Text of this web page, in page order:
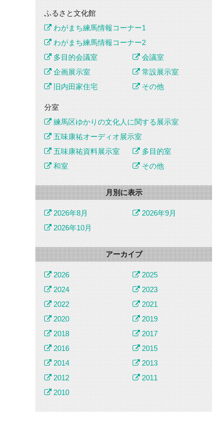
ふるさと文化館
わがまち練馬情報コーナー1
わがまち練馬情報コーナー2
多目的会議室
会議室
企画展示室
常設展示室
旧内田家住宅
その他
分室
練馬区ゆかりの文化人に関する展示室
五味康祐オーディオ展示室
五味康祐資料展示室
多目的室
和室
その他
月別に表示
2026年8月
2026年9月
2026年10月
アーカイブ
2026
2025
2024
2023
2022
2021
2020
2019
2018
2017
2016
2015
2014
2013
2012
2011
2010